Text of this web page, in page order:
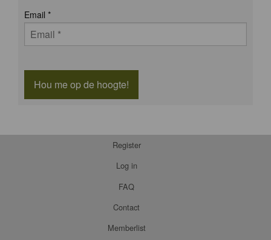
Email *
Hou me op de hoogte!
Register
Log in
FAQ
Contact
Memberlist